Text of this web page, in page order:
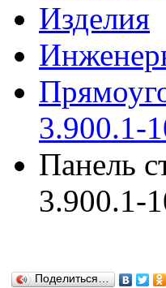
Изделия
3.900.1-
Панель
3.900.1-
Поделиться…